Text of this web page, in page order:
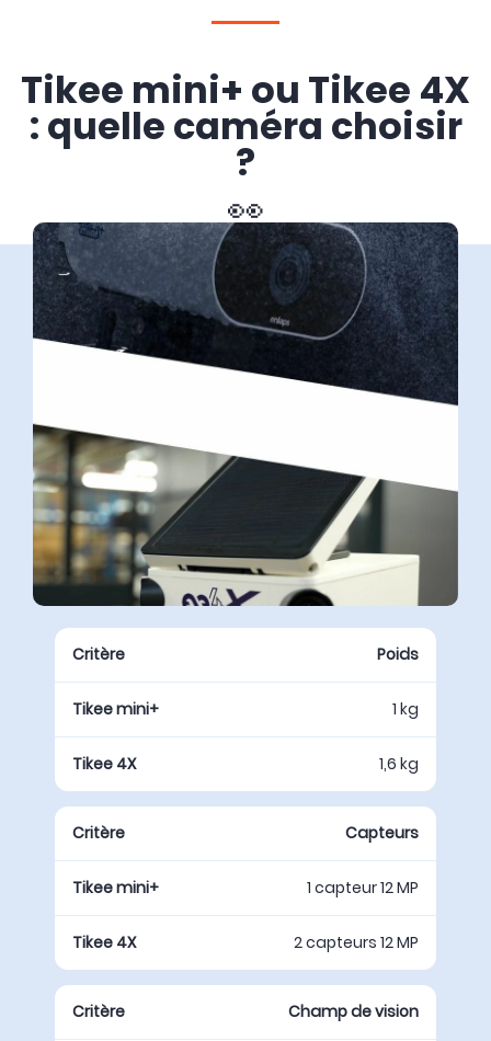
Tikee mini+ ou Tikee 4X
: quelle caméra choisir
?
Poids
1 kg
1,6 kg
Capteurs
1 capteur 12 MP
2 capteurs 12 MP
Champ de vision